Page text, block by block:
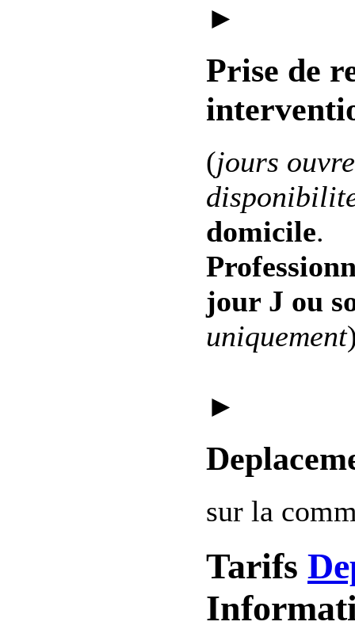
►
Prise de
(jours
domicile.
jour J ou
uniquement
►
sur la
Tarifs